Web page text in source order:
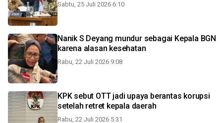
Sabtu, 25 Juli 2026 6:10
Nanik S Deyang mundur sebagai Kepala BGN
karena alasan kesehatan
Rabu, 22 Juli 2026 9:08
KPK sebut OTT jadi upaya berantas korupsi
setelah retret kepala daerah
Rabu, 22 Juli 2026 5:31